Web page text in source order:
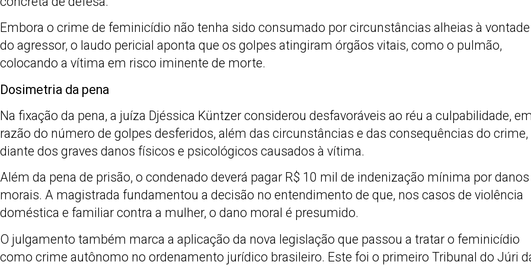
Embora o crime de feminicídio não tenha sido consumado por circunstâncias alheias à vontade
do agressor, o laudo pericial aponta que os golpes atingiram órgãos vitais, como o pulmão,
colocando a vítima em risco iminente de morte.
Dosimetria da pena
Na fixação da pena, a juíza Djéssica Küntzer considerou desfavoráveis ao réu a culpabilidade,
razão do número de golpes desferidos, além das circunstâncias e das consequências do crime,
diante dos graves danos físicos e psicológicos causados à vítima.
Além da pena de prisão, o condenado deverá pagar R$ 10 mil de indenização mínima por danos
morais. A magistrada fundamentou a decisão no entendimento de que, nos casos de violência
doméstica e familiar contra a mulher, o dano moral é presumido.
O julgamento também marca a aplicação da nova legislação que passou a tratar o feminicídio
como crime autônomo no ordenamento jurídico brasileiro. Este foi o primeiro Tribunal do Júri